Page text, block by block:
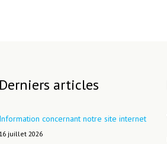
Derniers articles
Information concernant notre site internet
16 juillet 2026